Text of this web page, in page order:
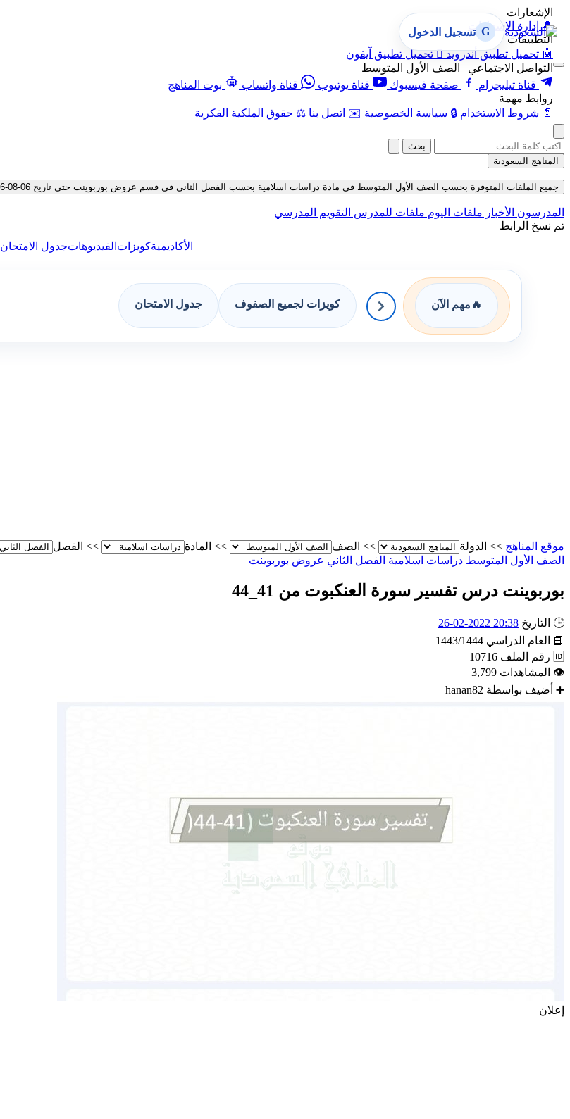
الإشعارات
🔔 إدارة الإشعارات
التطبيقات
🤖 تحميل تطبيق أندرويد  تحميل تطبيق آيفون
التواصل الاجتماعي | الصف الأول المتوسط
قناة تيليجرام
صفحة فيسبوك قناة يوتيوب قناة واتساب
بوت المناهج
روابط مهمة
📄 شروط الاستخدام 🔒 سياسة الخصوصية ✉️ اتصل بنا ⚖️ حقوق الملكية الفكرية
G تسجيل الدخول
بحث
المناهج السعودية
جميع الملفات المتوفرة بحسب الصف الأول المتوسط في مادة دراسات اسلامية بحسب الفصل الثاني في قسم عروض بوربوينت حتى تاريخ 06-08-2026
المدرسون الأخبار ملفات اليوم ملفات للمدرس التقويم المدرسي
تم نسخ الرابط
الأكاديميةكويزات الفيديوهاتجدول الامتحان
🔥 مهم الآن كويزات لجميع الصفوف جدول الامتحان
موقع المناهج >> الدولة >> الصف >> المادة >> الفصل
الصف الأول المتوسط دراسات اسلامية الفصل الثاني عروض بوربوينت
بوربوينت درس تفسير سورة العنكبوت من 41_44
🕒 التاريخ 20:38 2022-02-26
📘
العام الدراسي 1443/1444
🆔 رقم الملف 10716
👁 المشاهدات 3,799
➕ أضيف بواسطة hanan82
إعلان